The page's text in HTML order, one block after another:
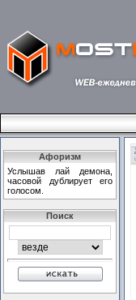
Афоризм
Услышав лай демона,
часовой дублирует его
голосом.
Поиск